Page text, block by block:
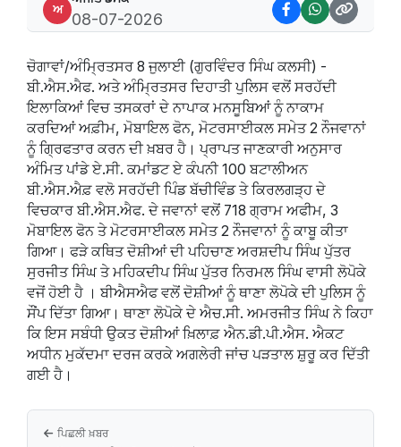
ਅ
08-07-2026
ਚੋਗਾਵਾਂ/ਅੰਮ੍ਰਿਤਸਰ 8 ਜੁਲਾਈ (ਗੁਰਵਿੰਦਰ ਸਿੰਘ ਕਲਸੀ) -
ਬੀ.ਐਸ.ਐਫ. ਅਤੇ ਅੰਮ੍ਰਿਤਸਰ ਦਿਹਾਤੀ ਪੁਲਿਸ ਵਲੋਂ ਸਰਹੱਦੀ
ਇਲਾਕਿਆਂ ਵਿਚ ਤਸਕਰਾਂ ਦੇ ਨਾਪਾਕ ਮਨਸੂਬਿਆਂ ਨੂੰ ਨਾਕਾਮ
ਕਰਦਿਆਂ ਅਫ਼ੀਮ, ਮੋਬਾਇਲ ਫੋਨ, ਮੋਟਰਸਾਈਕਲ ਸਮੇਤ 2 ਨੌਜਵਾਨਾਂ
ਨੂੰ ਗ੍ਰਿਫਤਾਰ ਕਰਨ ਦੀ ਖ਼ਬਰ ਹੈ। ਪ੍ਰਾਪਤ ਜਾਣਕਾਰੀ ਅਨੁਸਾਰ
ਅੰਮਿਤ ਪਾਂਡੇ ਏ.ਸੀ. ਕਮਾਂਡਟ ਏ ਕੰਪਨੀ 100 ਬਟਾਲੀਅਨ
ਬੀ.ਐਸ.ਐਫ਼ ਵਲੋ ਸਰਹੱਦੀ ਪਿੰਡ ਬੱਚੀਵਿੰਡ ਤੇ ਕਿਰਲਗੜ੍ਹ ਦੇ
ਵਿਚਕਾਰ ਬੀ.ਐਸ.ਐਫ. ਦੇ ਜਵਾਨਾਂ ਵਲੋਂ 718 ਗ੍ਰਾਮ ਅਫੀਮ, 3
ਮੋਬਾਇਲ ਫੋਨ ਤੇ ਮੋਟਰਸਾਈਕਲ ਸਮੇਤ 2 ਨੌਜਵਾਨਾਂ ਨੂੰ ਕਾਬੂ ਕੀਤਾ
ਗਿਆ। ਫੜੇ ਕਥਿਤ ਦੋਸ਼ੀਆਂ ਦੀ ਪਹਿਚਾਣ ਅਰਸ਼ਦੀਪ ਸਿੰਘ ਪੁੱਤਰ
ਸੁਰਜੀਤ ਸਿੰਘ ਤੇ ਮਹਿਕਦੀਪ ਸਿੰਘ ਪੁੱਤਰ ਨਿਰਮਲ ਸਿੰਘ ਵਾਸੀ ਲੋਪੋਕੇ
ਵਜੋਂ ਹੋਈ ਹੈ । ਬੀਐਸਐਫ ਵਲੋਂ ਦੋਸ਼ੀਆਂ ਨੂੰ ਥਾਣਾ ਲੋਪੋਕੇ ਦੀ ਪੁਲਿਸ ਨੂੰ
ਸੌਂਪ ਦਿੱਤਾ ਗਿਆ। ਥਾਣਾ ਲੋਪੋਕੇ ਦੇ ਐਚ.ਸੀ. ਅਮਰਜੀਤ ਸਿੰਘ ਨੇ ਕਿਹਾ
ਕਿ ਇਸ ਸਬੰਧੀ ਉਕਤ ਦੋਸ਼ੀਆਂ ਖ਼ਿਲਾਫ਼ ਐਨ.ਡੀ.ਪੀ.ਐਸ. ਐਕਟ
ਅਧੀਨ ਮੁਕੱਦਮਾ ਦਰਜ ਕਰਕੇ ਅਗਲੇਰੀ ਜਾਂਚ ਪੜਤਾਲ ਸ਼ੁਰੂ ਕਰ ਦਿੱਤੀ
ਗਈ ਹੈ।
ਪਿਛਲੀ ਖ਼ਬਰ